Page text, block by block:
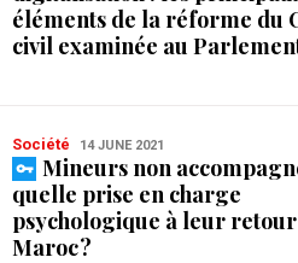
éléments de la réforme du
civil examinée au
Société 14 JUNE 2021
Mineurs non
quelle prise en charge
psychologique à leur
Maroc ?